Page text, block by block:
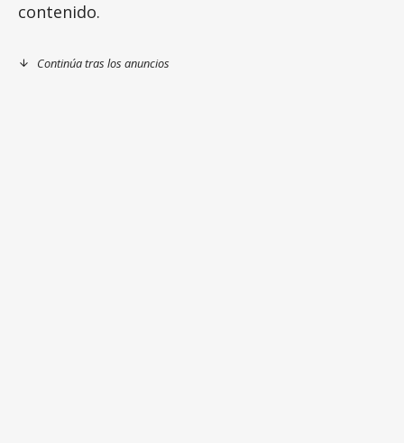
contenido.
Continúa tras los anuncios